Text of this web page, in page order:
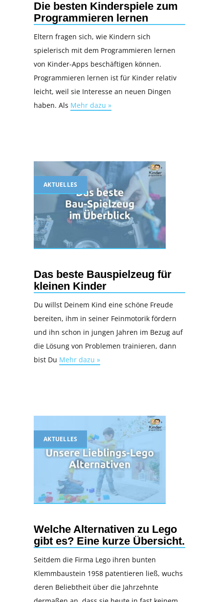
Die besten Kinderspiele zum
Programmieren lernen
Eltern fragen sich, wie Kindern sich
spielerisch mit dem Programmieren lernen
von Kinder-Apps beschäftigen können.
Programmieren lernen ist für Kinder relativ
leicht, weil sie Interesse an neuen Dingen
haben. Als Mehr dazu »
AKTUELLES
Das beste Bauspielzeug für
kleinen Kinder
Du willst Deinem Kind eine schöne Freude
bereiten, ihm in seiner Feinmotorik fördern
und ihn schon in jungen Jahren im Bezug auf
die Lösung von Problemen trainieren, dann
bist Du Mehr dazu »
AKTUELLES
Welche Alternativen zu Lego
gibt es? Eine kurze Übersicht.
Seitdem die Firma Lego ihren bunten
Klemmbaustein 1958 patentieren ließ, wuchs
deren Beliebtheit über die Jahrzehnte